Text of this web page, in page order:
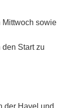
Mittwoch sowie
Start zu
der Havel und